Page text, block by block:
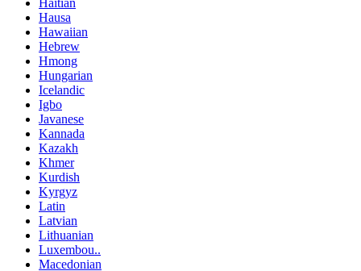
Haitian
Hausa
Hawaiian
Hebrew
Hmong
Hungarian
Icelandic
Igbo
Javanese
Kannada
Kazakh
Khmer
Kurdish
Kyrgyz
Latin
Latvian
Lithuanian
Luxembou..
Macedonian